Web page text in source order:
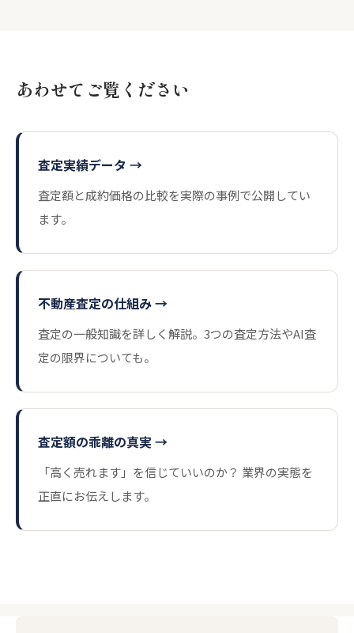
あわせてご覧ください
査定実績データ →
査定額と成約価格の比較を実際の事例で公開してい
ます。
不動産査定の仕組み →
査定の一般知識を詳しく解説。3つの査定方法やAI査
定の限界についても。
査定額の乖離の真実 →
「高く売れます」を信じていいのか？ 業界の実態を
正直にお伝えします。